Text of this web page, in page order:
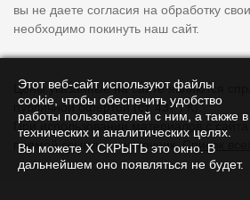
вы не даете согласия на обработку
необходимо покинуть наш сайт.
Цены указанные на сайте являются
публичной офертой (ст. 437 ГК).
При использовании
материалов
прямой ссылки на источник.Список
Этот веб-сайт используют файлы
cookie, чтобы обеспечить удобство
работы пользователей с ним, а также в
технических и аналитических целях.
Вы можете Х СКРЫТЬ это окно. В
дальнейшем оно появляться не будет.